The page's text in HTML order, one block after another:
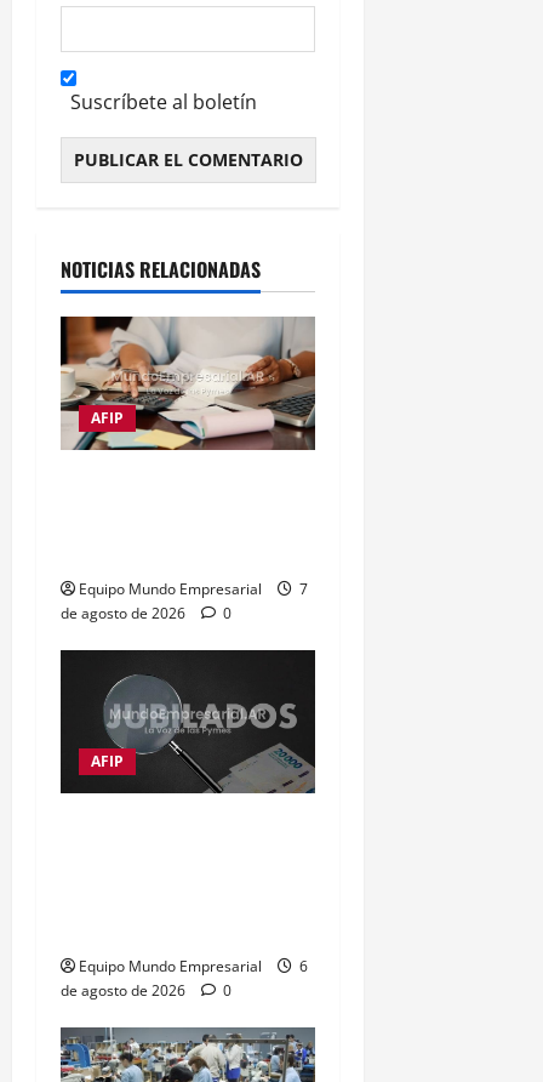
Suscríbete al boletín
NOTICIAS RELACIONADAS
AFIP
Equipo Mundo Empresarial
7
de agosto de 2026
0
AFIP
Equipo Mundo Empresarial
6
de agosto de 2026
0